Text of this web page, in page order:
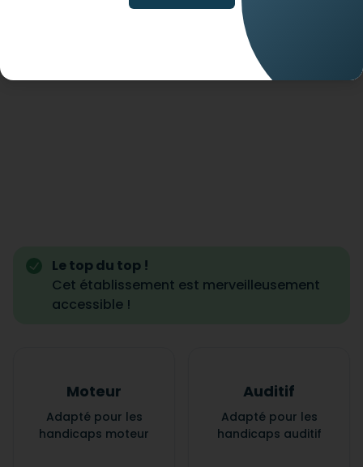
Le top du top !
Cet établissement est merveilleusement
accessible !
Moteur
Adapté pour les
handicaps moteur
Auditif
Adapté pour les
handicaps auditif